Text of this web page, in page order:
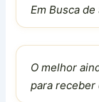
Em Busca
O melhor
para receber